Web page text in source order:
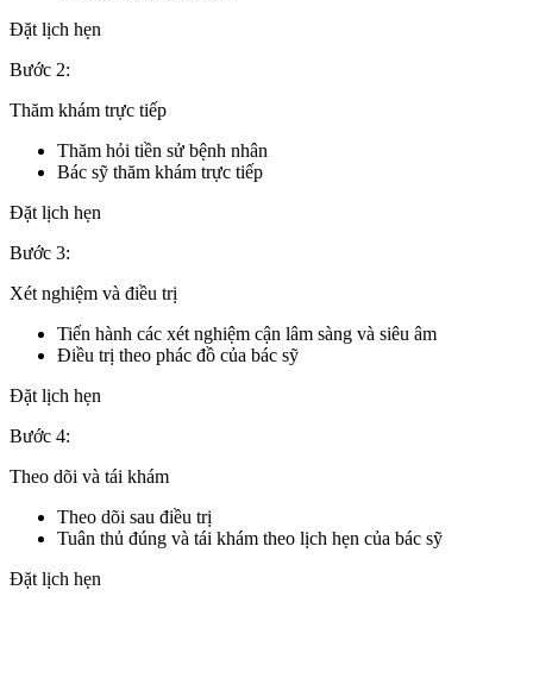
Đặt lịch hẹn
Bước 2:
Thăm khám trực tiếp
Thăm hỏi tiền sử bệnh nhân
Bác sỹ thăm khám trực tiếp
Đặt lịch hẹn
Bước 3:
Xét nghiệm và điều trị
Tiến hành các xét nghiệm cận lâm sàng và siêu âm
Điều trị theo phác đồ của bác sỹ
Đặt lịch hẹn
Bước 4:
Theo dõi và tái khám
Theo dõi sau điều trị
Tuân thủ đúng và tái khám theo lịch hẹn của bác sỹ
Đặt lịch hẹn